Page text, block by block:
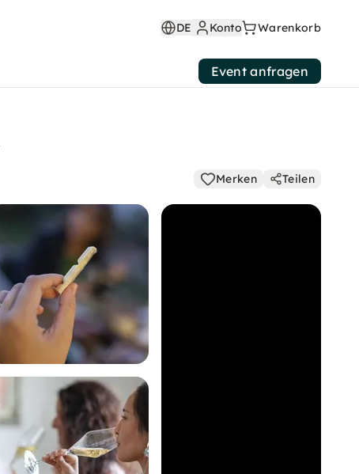
DE Konto Warenkorb
Event anfragen
Merken Teilen